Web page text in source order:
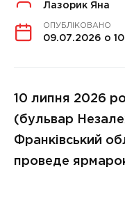
Лазорик Яна
ОПУБЛІКОВАНО
09.07.2026 о
10 липня 2026
(бульвар
Франківський
проведе